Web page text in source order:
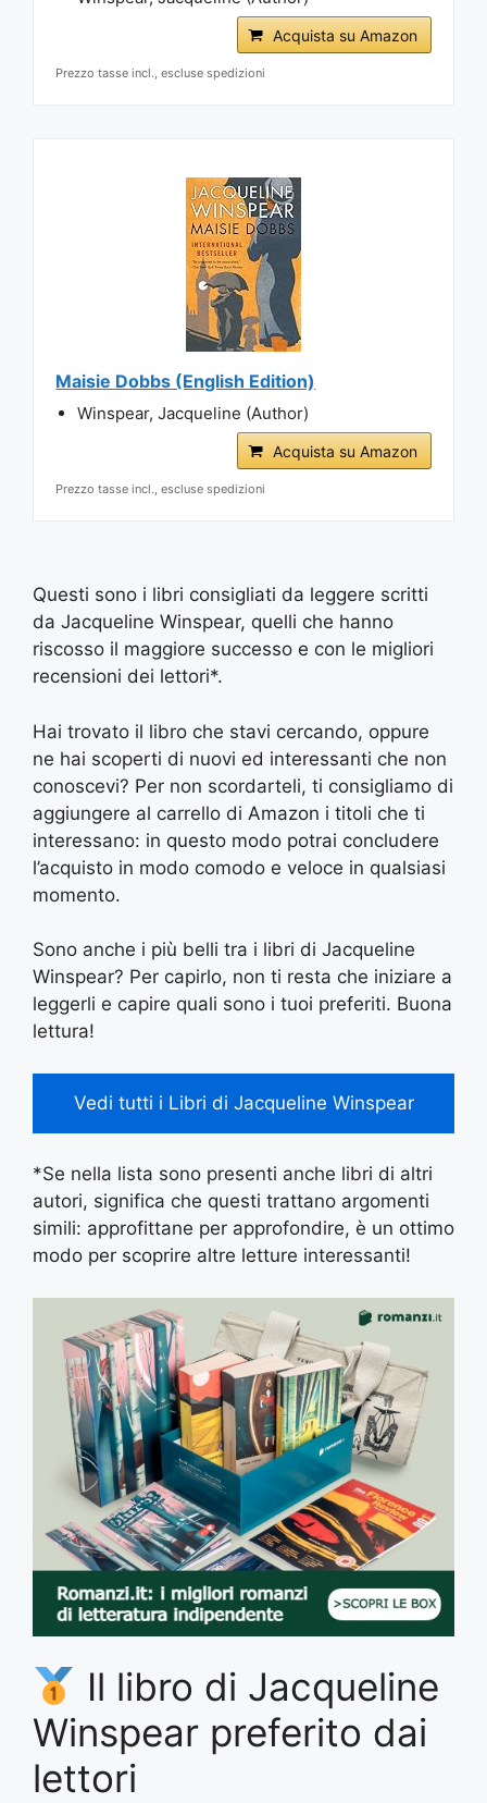
Acquista su Amazon
Prezzo tasse incl., escluse spedizioni
Maisie Dobbs (English Edition)
Winspear, Jacqueline (Author)
Acquista su Amazon
Prezzo tasse incl., escluse spedizioni
Questi sono i libri consigliati da leggere scritti
da Jacqueline Winspear, quelli che hanno
riscosso il maggiore successo e con le migliori
recensioni dei lettori*.
Hai trovato il libro che stavi cercando, oppure
ne hai scoperti di nuovi ed interessanti che non
conoscevi? Per non scordarteli, ti consigliamo di
aggiungere al carrello di Amazon i titoli che ti
interessano: in questo modo potrai concludere
l’acquisto in modo comodo e veloce in qualsiasi
momento.
Sono anche i più belli tra i libri di Jacqueline
Winspear? Per capirlo, non ti resta che iniziare a
leggerli e capire quali sono i tuoi preferiti. Buona
lettura!
Vedi tutti i Libri di Jacqueline Winspear
*Se nella lista sono presenti anche libri di altri
autori, significa che questi trattano argomenti
simili: approfittane per approfondire, è un ottimo
modo per scoprire altre letture interessanti!
Il libro di Jacqueline
Winspear preferito dai
lettori